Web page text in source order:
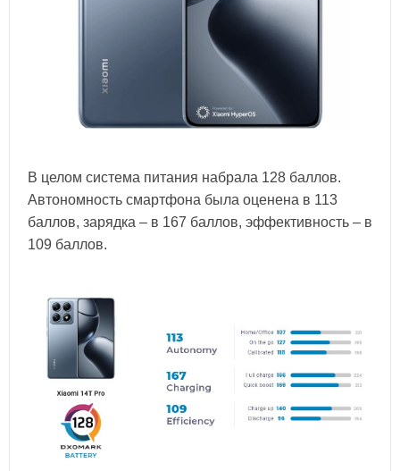
В целом система питания набрала 128 баллов.
Автономность смартфона была оценена в 113
баллов, зарядка – в 167 баллов, эффективность – в
109 баллов.